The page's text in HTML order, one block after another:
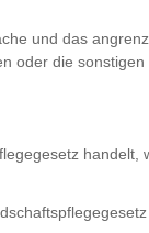
und das
oder die
handelt,